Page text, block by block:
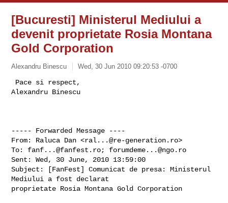
[Bucuresti] Ministerul Mediului a
devenit proprietate Rosia Montana
Gold Corporation
Alexandru Binescu Wed, 30 Jun 2010 09:20:53 -0700
----- Forwarded Message ----
From: Raluca Dan <ral...@re-generation.ro>
To: fanf...@fanfest.ro; forumdeme...@ngo.ro
Sent: Wed, 30 June, 2010 13:59:00
Subject: [FanFest] Comunicat de presa: Ministerul
Mediului a fost declarat
proprietate Rosia Montana Gold Corporation